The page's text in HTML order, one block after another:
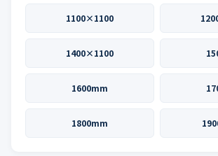
1100×1100
1400×1100
1600mm
1800mm